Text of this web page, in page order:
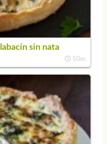
sin nata
50m